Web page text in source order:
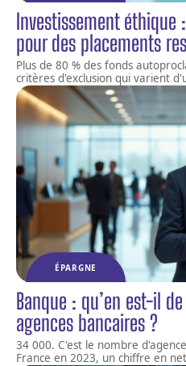
Investissement
pour des placements
Plus de 80 % des fonds
critères d'exclusion qui varient
ÉPARGNE
Banque : qu’en est-il
agences bancaires ?
34 000. C'est le nombre
France en 2023, un chiffre en